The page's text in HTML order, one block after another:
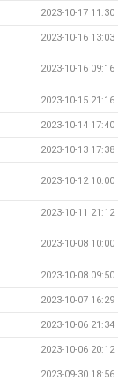
2023-10-17 11:30
2023-10-16 13:03
2023-10-16 09:16
2023-10-15 21:16
2023-10-14 17:40
2023-10-13 17:38
2023-10-12 10:00
2023-10-11 21:12
2023-10-08 10:00
2023-10-08 09:50
2023-10-07 16:29
2023-10-06 21:34
2023-10-06 20:12
2023-09-30 18:56